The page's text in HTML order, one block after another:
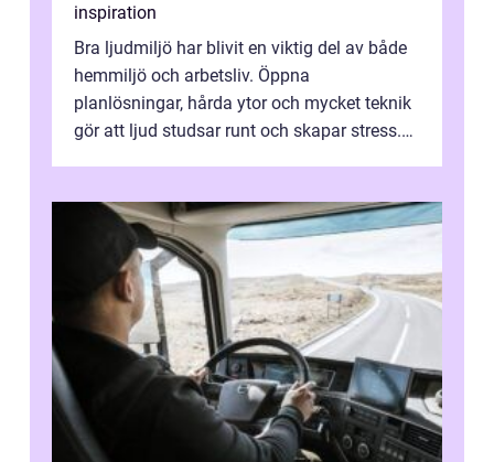
inspiration
Bra ljudmiljö har blivit en viktig del av både
hemmiljö och arbetsliv. Öppna
planlösningar, hårda ytor och mycket teknik
gör att ljud studsar runt och skapar stress.